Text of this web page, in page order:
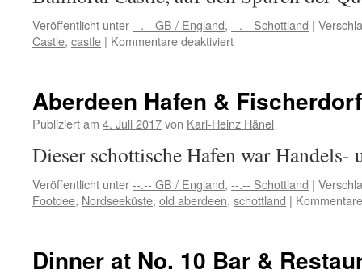
Veröffentlicht unter--.-- GB / England, --.-- Schottland |
Castle, castle | Kommentare deaktiviertfür
Scottish
Home
the
Family
Aberdeen Hafen &
Publiziert am 4. Juli 2017von Karl-Heinz Hänel
Dieser schottische Hafen war Handels-
Veröffentlicht unter--.-- GB / England, --.-- Schottland |
Footdee, Nordseeküste, old aberdeen, schottland |
Dinner at No. 10 Bar &